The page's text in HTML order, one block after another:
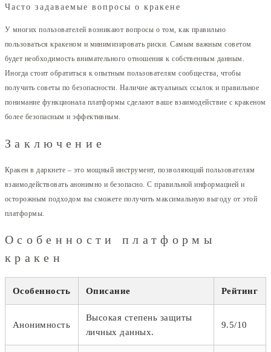
Часто задаваемые вопросы о кракене
У многих пользователей возникают вопросы о том, как правильно
пользоваться кракеном и минимизировать риски. Самым важным советом
будет необходимость внимательного отношения к собственным данным.
Иногда стоит обратиться к опытным пользователям сообщества, чтобы
получить советы по безопасности. Наличие актуальных ссылок и правильное
понимание функционала платформы сделают ваше взаимодействие с кракеном
более безопасным и эффективным.
Заключение
Кракен в даркнете – это мощный инструмент, позволяющий пользователям
взаимодействовать анонимно и безопасно. С правильной информацией и
осторожным подходом вы сможете получить максимальную выгоду от этой
платформы.
Особенности платформы
кракен
Особенность Описание Рейтинг
Анонимность
Высокая степень защиты
личных данных.
9.5/10